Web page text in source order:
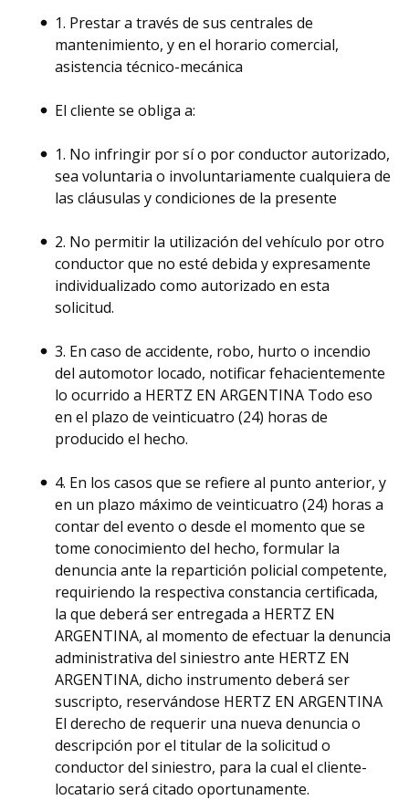
1. Prestar a través de sus centrales de
mantenimiento, y en el horario comercial,
asistencia técnico-mecánica
El cliente se obliga a:
1. No infringir por sí o por conductor autorizado,
sea voluntaria o involuntariamente cualquiera de
las cláusulas y condiciones de la presente
2. No permitir la utilización del vehículo por otro
conductor que no esté debida y expresamente
individualizado como autorizado en esta
solicitud.
3. En caso de accidente, robo, hurto o incendio
del automotor locado, notificar fehacientemente
lo ocurrido a HERTZ EN ARGENTINA Todo eso
en el plazo de veinticuatro (24) horas de
producido el hecho.
4. En los casos que se refiere al punto anterior, y
en un plazo máximo de veinticuatro (24) horas a
contar del evento o desde el momento que se
tome conocimiento del hecho, formular la
denuncia ante la repartición policial competente,
requiriendo la respectiva constancia certificada,
la que deberá ser entregada a HERTZ EN
ARGENTINA, al momento de efectuar la denuncia
administrativa del siniestro ante HERTZ EN
ARGENTINA, dicho instrumento deberá ser
suscripto, reservándose HERTZ EN ARGENTINA
El derecho de requerir una nueva denuncia o
descripción por el titular de la solicitud o
conductor del siniestro, para la cual el cliente-
locatario será citado oportunamente.